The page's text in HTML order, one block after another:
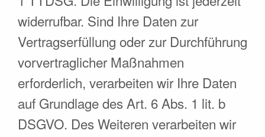
widerrufbar. Sind Ihre Daten zur
Vertragserfüllung oder zur Durchführung
vorvertraglicher Maßnahmen
erforderlich, verarbeiten wir Ihre Daten
auf Grundlage des Art. 6 Abs. 1 lit. b
DSGVO. Des Weiteren verarbeiten wir